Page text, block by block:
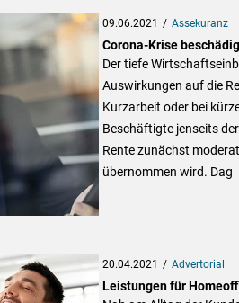
09.06.2021 Assekuranz
Corona-Krise
Der tiefe
Auswirkungen auf die
Kurzarbeit oder bei
Beschäftigte jenseits
Rente zunächst
übernommen wird. Dag
20.04.2021 Advertorial
Leistungen für